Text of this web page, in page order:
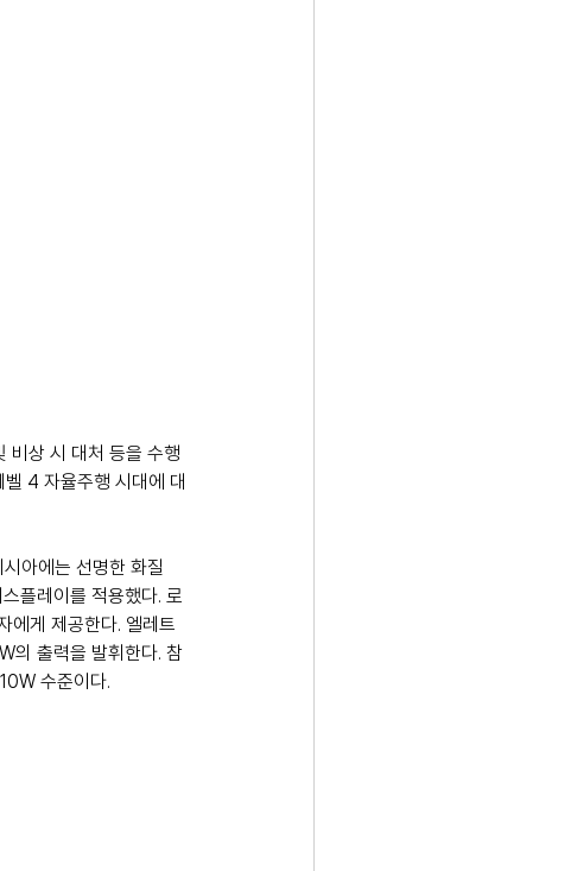
비상 시 대처 등을 수행
4 자율주행 시대에 대
아에는 선명한 화질
플레이를 적용했다. 로
에게 제공한다. 엘레트
의 출력을 발휘한다. 참
수준이다.